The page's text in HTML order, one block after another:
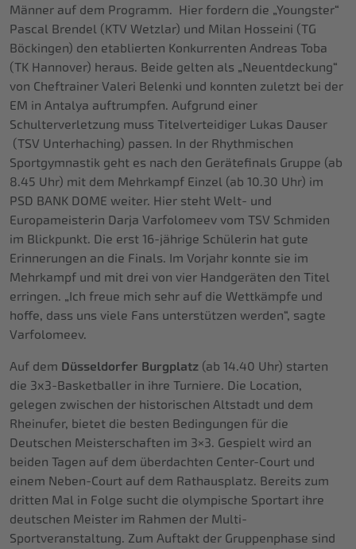
Männer auf dem Programm. Hier fordern die „Youngster“
Pascal Brendel (KTV Wetzlar) und Milan Hosseini (TG
Böckingen) den etablierten Konkurrenten Andreas Toba
(TK Hannover) heraus. Beide gelten als „Neuentdeckung“
von Cheftrainer Valeri Belenki und konnten zuletzt bei der
EM in Antalya auftrumpfen. Aufgrund einer
Schulterverletzung muss Titelverteidiger Lukas Dauser
(TSV Unterhaching) passen. In der Rhythmischen
Sportgymnastik geht es nach den Gerätefinals Gruppe (ab
8.45 Uhr) mit dem Mehrkampf Einzel (ab 10.30 Uhr) im
PSD BANK DOME weiter. Hier steht Welt- und
Europameisterin Darja Varfolomeev vom TSV Schmiden
im Blickpunkt. Die erst 16-jährige Schülerin hat gute
Erinnerungen an die Finals. Im Vorjahr konnte sie im
Mehrkampf und mit drei von vier Handgeräten den Titel
erringen. „Ich freue mich sehr auf die Wettkämpfe und
hoffe, dass uns viele Fans unterstützen werden“, sagte
Varfolomeev.
Auf dem Düsseldorfer Burgplatz (ab 14.40 Uhr) starten
die 3x3-Basketballer in ihre Turniere. Die Location,
gelegen zwischen der historischen Altstadt und dem
Rheinufer, bietet die besten Bedingungen für die
Deutschen Meisterschaften im 3×3. Gespielt wird an
beiden Tagen auf dem überdachten Center-Court und
einem Neben-Court auf dem Rathausplatz. Bereits zum
dritten Mal in Folge sucht die olympische Sportart ihre
deutschen Meister im Rahmen der Multi-
Sportveranstaltung. Zum Auftakt der Gruppenphase sind